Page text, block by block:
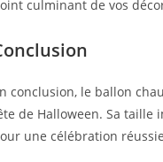
culminant de vos
conclusion, le ballon
de Halloween. Sa
une célébration